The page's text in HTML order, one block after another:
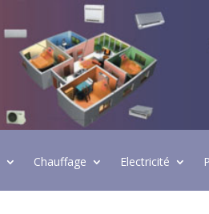
Chauffage Electricité